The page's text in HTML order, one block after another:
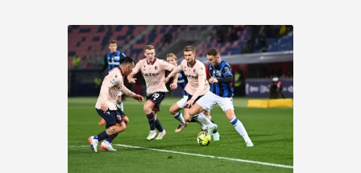
Home
News
Calcio
Basket
Tennis